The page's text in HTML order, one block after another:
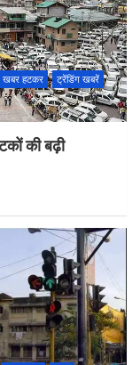
खबर हटकर
ट्रेंडिंग खबरें
की बढ़ी